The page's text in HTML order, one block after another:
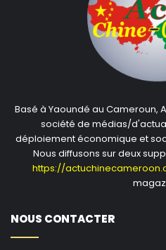
Basé à Yaoundé au Cameroun,
société de médias/
déploiement économique et
Nous diffusons sur deux
https://
NOUS CONTACTER